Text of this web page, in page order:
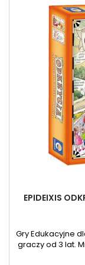
EPIDEIXIS
Gry Edukacyjne
graczy od 3 lat.
liczba graczy: